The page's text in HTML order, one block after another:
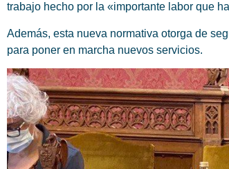
trabajo hecho por la «importante labor que
Además, esta nueva normativa otorga de
para poner en marcha nuevos servicios.